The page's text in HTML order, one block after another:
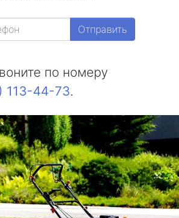
Отправить
по номеру
113-44-73.